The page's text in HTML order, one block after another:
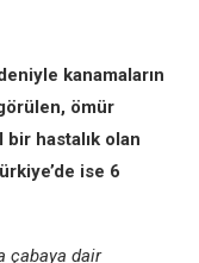
kanamaların
ömür
hastalık olan
ise 6
çabaya dair